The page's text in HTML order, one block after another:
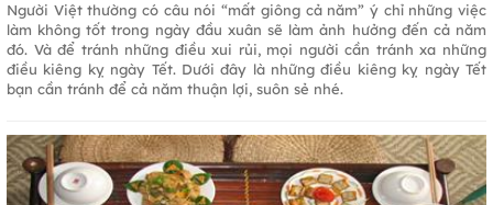
Người Việt thường có câu nói “mất giông cả năm” ý chỉ những việc
làm không tốt trong ngày đầu xuân sẽ làm ảnh hưởng đến cả năm
đó. Và để tránh những điều xui rủi, mọi người cần tránh xa những
điều kiêng kỵ ngày Tết. Dưới đây là những điều kiêng kỵ ngày Tết
bạn cần tránh để cả năm thuận lợi, suôn sẻ nhé.